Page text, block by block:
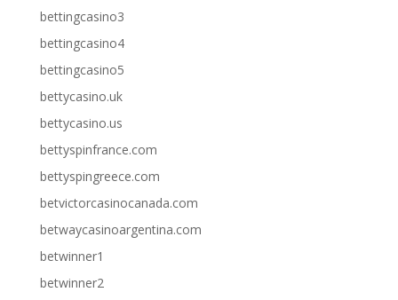
bettingcasino3
bettingcasino4
bettingcasino5
bettycasino.uk
bettycasino.us
bettyspinfrance.com
bettyspingreece.com
betvictorcasinocanada.com
betwaycasinoargentina.com
betwinner1
betwinner2